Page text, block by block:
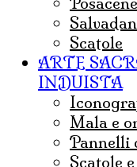
scatole
ARTE SACRA BUDDHISTA E
INDUISTA
mala e
Scatole